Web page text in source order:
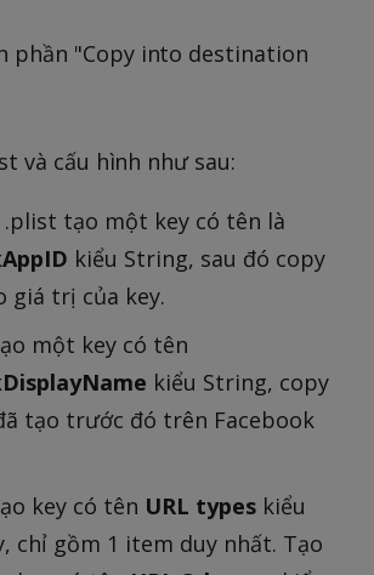
phần "Copy into destination
và cấu hình như sau:
tạo một key có tên là
kiểu String, sau đó copy
giá trị của key.
một key có tên
kiểu String, copy
tạo trước đó trên Facebook
key có tên URL types kiểu
chỉ gồm 1 item duy nhất. Tạo